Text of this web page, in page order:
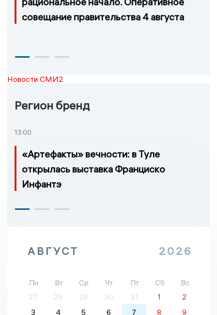
совещание правительства 4 августа
Новости СМИ2
Регион бренд
13:00
«Артефакты» вечности: в Туле
открылась выставка Франциско
Инфантэ
АВГУСТ 2026
Пн Вт Ср Чт Пт Сб
Вс
27
28 29 30 31 1
2
3
4 5 6 7 8
9